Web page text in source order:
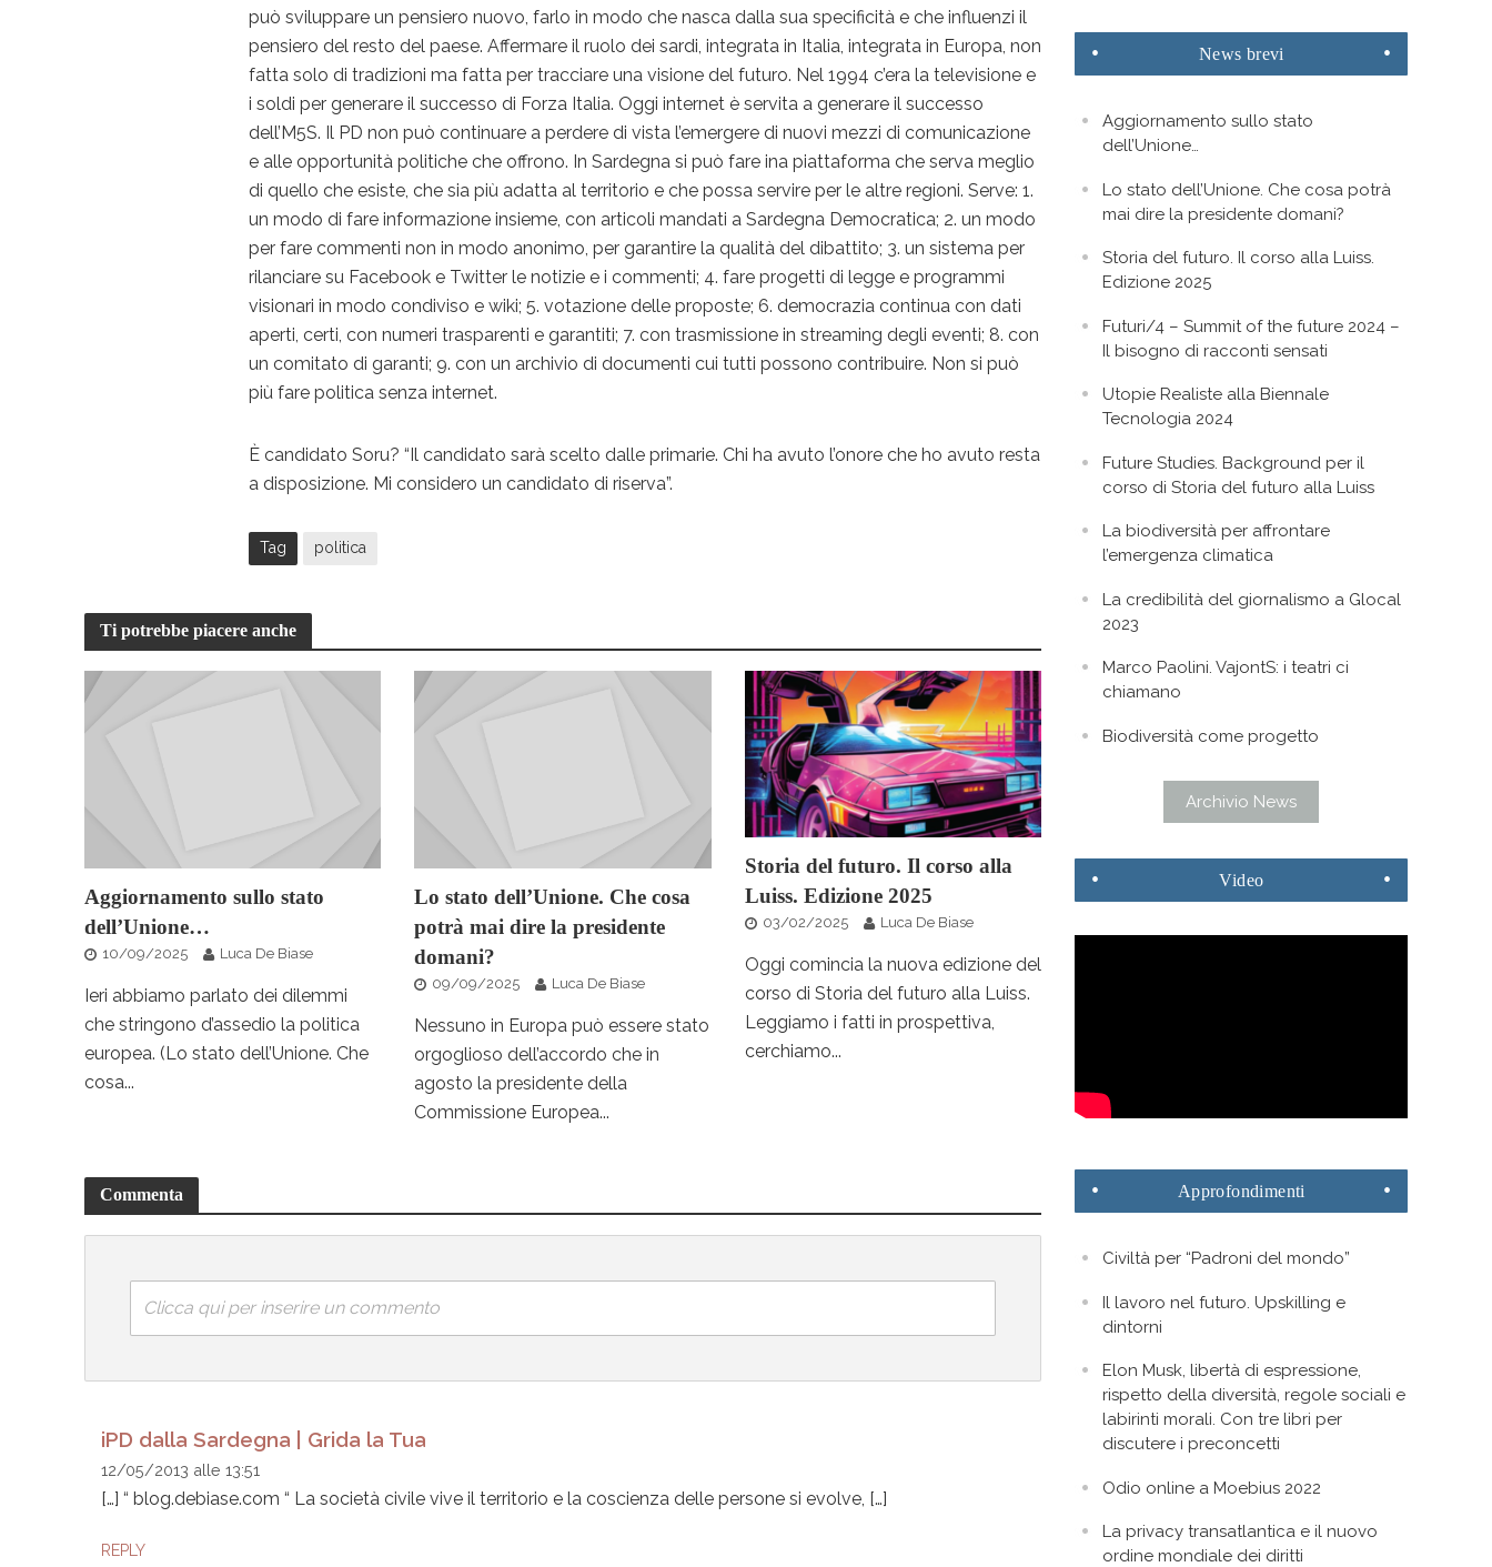
può sviluppare un pensiero nuovo, farlo in modo che nasca dalla sua specificità e che influenzi il
pensiero del resto del paese. Affermare il ruolo dei sardi, integrata in Italia, integrata in Europa, non
fatta solo di tradizioni ma fatta per tracciare una visione del futuro. Nel 1994 c’era la televisione e
i soldi per generare il successo di Forza Italia. Oggi internet è servita a generare il successo
dell’M5S. Il PD non può continuare a perdere di vista l’emergere di nuovi mezzi di comunicazione
e alle opportunità politiche che offrono. In Sardegna si può fare ina piattaforma che serva meglio
di quello che esiste, che sia più adatta al territorio e che possa servire per le altre regioni. Serve: 1.
un modo di fare informazione insieme, con articoli mandati a Sardegna Democratica; 2. un modo
per fare commenti non in modo anonimo, per garantire la qualità del dibattito; 3. un sistema per
rilanciare su Facebook e Twitter le notizie e i commenti; 4. fare progetti di legge e programmi
visionari in modo condiviso e wiki; 5. votazione delle proposte; 6. democrazia continua con dati
aperti, certi, con numeri trasparenti e garantiti; 7. con trasmissione in streaming degli eventi; 8. con
un comitato di garanti; 9. con un archivio di documenti cui tutti possono contribuire. Non si può
più fare politica senza internet.
È candidato Soru? “Il candidato sarà scelto dalle primarie. Chi ha avuto l’onore che ho avuto resta
a disposizione. Mi considero un candidato di riserva”.
Tag politica
Ti potrebbe piacere anche
Aggiornamento sullo stato
dell’Unione…
10/09/2025 Luca De Biase
Ieri abbiamo parlato dei dilemmi
che stringono d’assedio la politica
europea. (Lo stato dell’Unione. Che
cosa...
Lo stato dell’Unione. Che cosa
potrà mai dire la presidente
domani?
09/09/2025 Luca De Biase
Nessuno in Europa può essere stato
orgoglioso dell’accordo che in
agosto la presidente della
Commissione Europea...
Storia del futuro. Il corso alla
Luiss. Edizione 2025
03/02/2025 Luca De Biase
Oggi comincia la nuova edizione del
corso di Storia del futuro alla Luiss.
Leggiamo i fatti in prospettiva,
cerchiamo...
Commenta
Clicca qui per inserire un commento
iPD dalla Sardegna | Grida la Tua
12/05/2013 alle 13:51
[…] “ blog.debiase.com “ La società civile vive il territorio e la coscienza delle persone si evolve, […]
REPLY
News brevi
Aggiornamento sullo stato
dell’Unione…
Lo stato dell’Unione. Che cosa potrà
mai dire la presidente domani?
Storia del futuro. Il corso alla Luiss.
Edizione 2025
Futuri/4 – Summit of the future 2024 –
Il bisogno di racconti sensati
Utopie Realiste alla Biennale
Tecnologia 2024
Future Studies. Background per il
corso di Storia del futuro alla Luiss
La biodiversità per affrontare
l’emergenza climatica
La credibilità del giornalismo a Glocal
2023
Marco Paolini. VajontS: i teatri ci
chiamano
Biodiversità come progetto
Archivio News
Video
Approfondimenti
Civiltà per “Padroni del mondo”
Il lavoro nel futuro. Upskilling e
dintorni
Elon Musk, libertà di espressione,
rispetto della diversità, regole sociali e
labirinti morali. Con tre libri per
discutere i preconcetti
Odio online a Moebius 2022
La privacy transatlantica e il nuovo
ordine mondiale dei diritti